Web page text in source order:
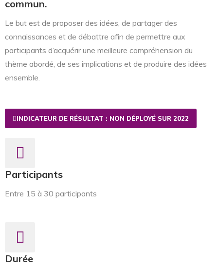
commun.
Le but est de proposer des idées, de partager des
connaissances et de débattre afin de permettre aux
participants d’acquérir une meilleure compréhension du
thème abordé, de ses implications et de produire des idées
ensemble.
INDICATEUR DE RÉSULTAT : NON DÉPLOYÉ SUR 2022
Participants
Entre 15 à 30 participants
Durée